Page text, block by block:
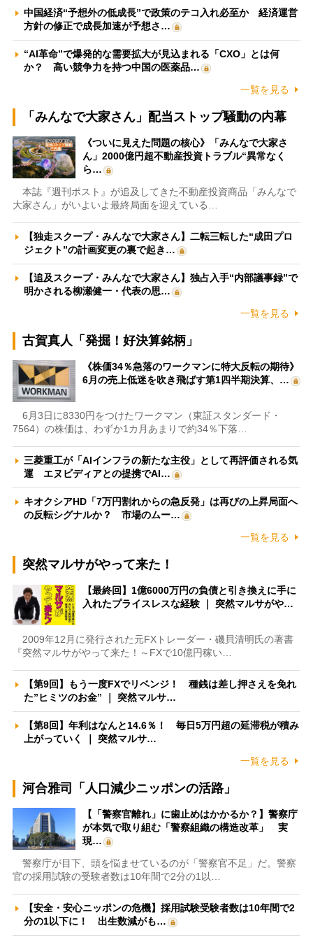
中国経済“予想外の低成長”で政策のテコ入れ必至か 経済運営
方針の修正で成長加速が予想さ…
“AI革命”で爆発的な需要拡大が見込まれる「CXO」とは何
か？ 高い競争力を持つ中国の医薬品…
一覧を見る
「みんなで大家さん」配当ストップ騒動の内幕
《ついに見えた問題の核心》「みんなで大家さ
ん」2000億円超不動産投資トラブル“異常なく
ら…
本誌『週刊ポスト』が追及してきた不動産投資商品「みんなで
大家さん」がいよいよ最終局面を迎えている…
【独走スクープ・みんなで大家さん】二転三転した“成田プロ
ジェクト”の計画変更の裏で起き…
【追及スクープ・みんなで大家さん】独占入手“内部議事録”で
明かされる柳瀬健一・代表の思…
一覧を見る
古賀真人「発掘！好決算銘柄」
《株価34％急落のワークマンに特大反転の期待》
6月の売上低迷を吹き飛ばす第1四半期決算、…
6月3日に8330円をつけたワークマン（東証スタンダード・
7564）の株価は、わずか1カ月あまりで約34％下落…
三菱重工が「AIインフラの新たな主役」として再評価される気
運 エヌビディアとの提携でAI…
キオクシアHD「7万円割れからの急反発」は再びの上昇局面へ
の反転シグナルか？ 市場のムー…
一覧を見る
突然マルサがやって来た！
【最終回】1億6000万円の負債と引き換えに手に
入れたプライスレスな経験 ｜ 突然マルサがや…
2009年12月に発行された元FXトレーダー・磯貝清明氏の著書
『突然マルサがやって来た！～FXで10億円稼い…
【第9回】もう一度FXでリベンジ！ 種銭は差し押さえを免れ
た”ヒミツのお金” ｜ 突然マルサ…
【第8回】年利はなんと14.6％！ 毎日5万円超の延滞税が積み
上がっていく ｜ 突然マルサ…
一覧を見る
河合雅司「人口減少ニッポンの活路」
【「警察官離れ」に歯止めはかかるか？】警察庁
が本気で取り組む「警察組織の構造改革」 実
現…
警察庁が目下、頭を悩ませているのが「警察官不足」だ。警察
官の採用試験の受験者数は10年間で2分の1以…
【安全・安心ニッポンの危機】採用試験受験者数は10年間で2
分の1以下に！ 出生数減がも…